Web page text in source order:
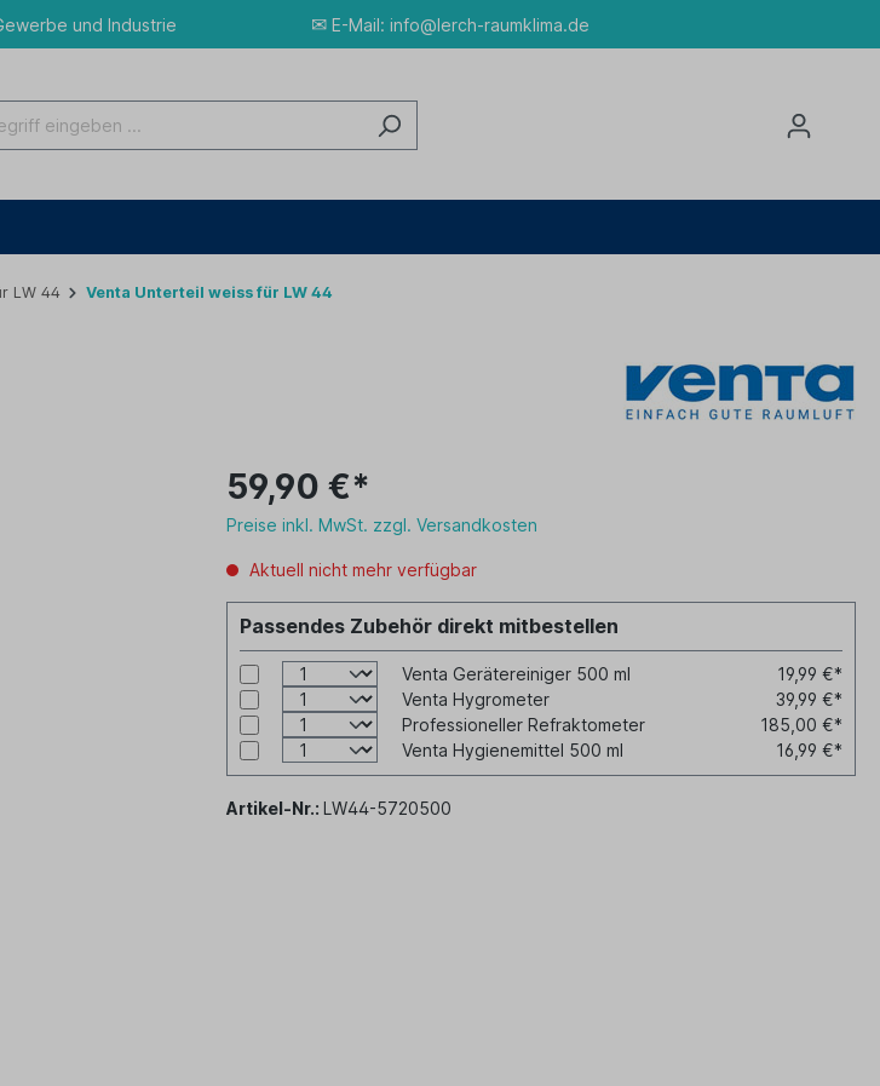
und Industrie ✉E-Mail: info@lerch-raumklima.de
LW 44 Venta Unterteil weiss für LW 44
59,90 €*
Preise inkl. MwSt. zzgl. Versandkosten
Aktuell nicht mehr verfügbar
Passendes Zubehör direkt mitbestellen
Venta Gerätereiniger 500 ml
19,99 €*
Venta Hygrometer
39,99 €*
Professioneller Refraktometer
185,00 €*
Venta Hygienemittel 500 ml
16,99 €*
Artikel-Nr.: LW44-5720500